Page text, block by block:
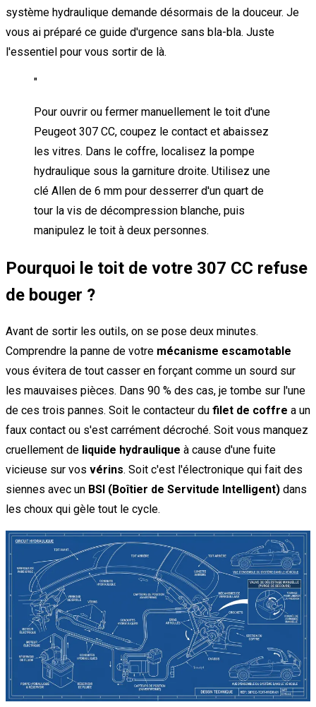
système hydraulique demande désormais de la douceur. Je
vous ai préparé ce guide d'urgence sans bla-bla. Juste
l'essentiel pour vous sortir de là.
"
Pour ouvrir ou fermer manuellement le toit d'une
Peugeot 307 CC, coupez le contact et abaissez
les vitres. Dans le coffre, localisez la pompe
hydraulique sous la garniture droite. Utilisez une
clé Allen de 6 mm pour desserrer d'un quart de
tour la vis de décompression blanche, puis
manipulez le toit à deux personnes.
Pourquoi le toit de votre 307 CC refuse
de bouger ?
Avant de sortir les outils, on se pose deux minutes.
Comprendre la panne de votre mécanisme escamotable
vous évitera de tout casser en forçant comme un sourd sur
les mauvaises pièces. Dans 90 % des cas, je tombe sur l'une
de ces trois pannes. Soit le contacteur du filet de coffre a un
faux contact ou s'est carrément décroché. Soit vous manquez
cruellement de liquide hydraulique à cause d'une fuite
vicieuse sur vos vérins. Soit c'est l'électronique qui fait des
siennes avec un BSI (Boîtier de Servitude Intelligent) dans
les choux qui gèle tout le cycle.